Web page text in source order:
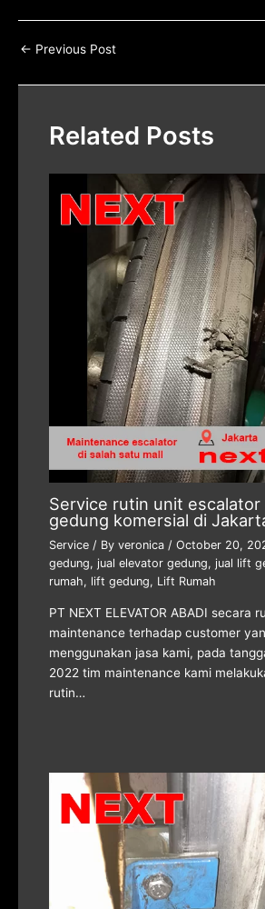
← Previous Post
Related Posts
Service rutin unit escalator
gedung komersial di
Service / Byveronica /October 20,
gedung, jual elevator gedung, jual lift
rumah, lift gedung, Lift Rumah
PT NEXT ELEVATOR ABADI secara
maintenance terhadap customer
menggunakan jasa kami, pada
2022 tim maintenance kami
rutin…